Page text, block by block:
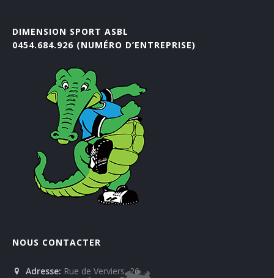
DIMENSION SPORT ASBL
0454.684.926 (NUMÉRO D’ENTREPRISE)
NOUS CONTACTER
Adresse: Rue de Verviers, 26